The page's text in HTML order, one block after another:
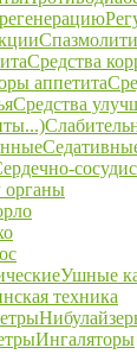
Средства
аппетита
Средства
Ушные
техника
Ингаляторы